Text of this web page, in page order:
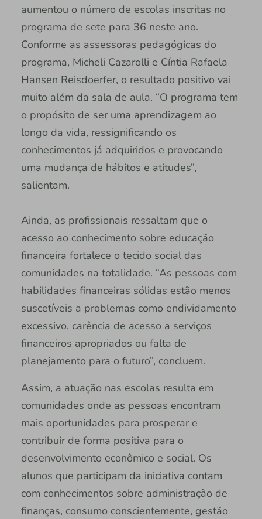
aumentou o número de escolas inscritas no
programa de sete para 36 neste ano.
Conforme as assessoras pedagógicas do
programa, Micheli Cazarolli e Cíntia Rafaela
Hansen Reisdoerfer, o resultado positivo vai
muito além da sala de aula. “O programa tem
o propósito de ser uma aprendizagem ao
longo da vida, ressignificando os
conhecimentos já adquiridos e provocando
uma mudança de hábitos e atitudes”,
salientam.
Ainda, as profissionais ressaltam que o
acesso ao conhecimento sobre educação
financeira fortalece o tecido social das
comunidades na totalidade. “As pessoas com
habilidades financeiras sólidas estão menos
suscetíveis a problemas como endividamento
excessivo, carência de acesso a serviços
financeiros apropriados ou falta de
planejamento para o futuro”, concluem.
Assim, a atuação nas escolas resulta em
comunidades onde as pessoas encontram
mais oportunidades para prosperar e
contribuir de forma positiva para o
desenvolvimento econômico e social. Os
alunos que participam da iniciativa contam
com conhecimentos sobre administração de
finanças, consumo conscientemente, gestão